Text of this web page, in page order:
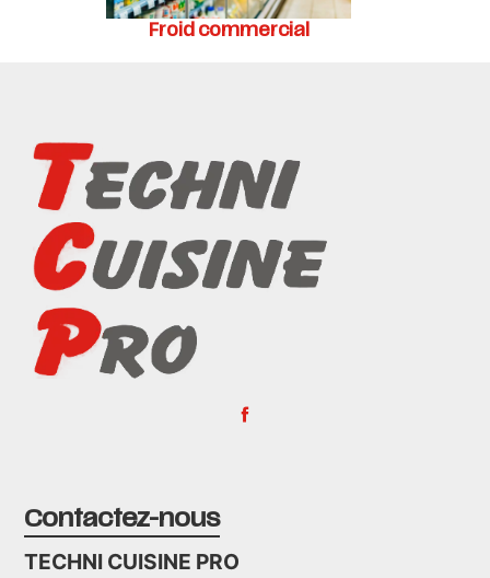
Froid commercial
Contactez-nous
TECHNI CUISINE PRO